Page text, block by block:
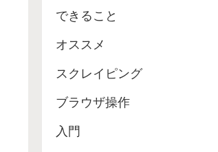
できること
オススメ
スクレイピング
ブラウザ操作
入門